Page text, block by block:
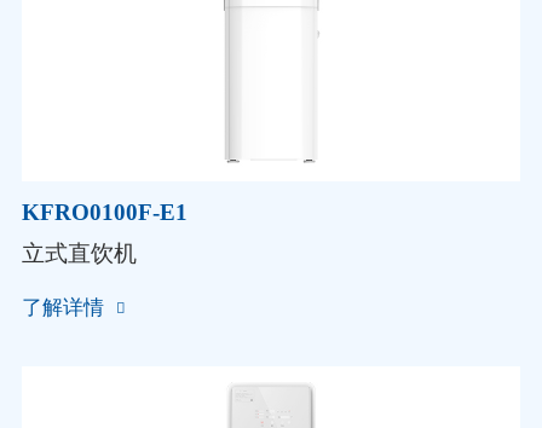
KFRO0100F-E1
立式直饮机
了解详情